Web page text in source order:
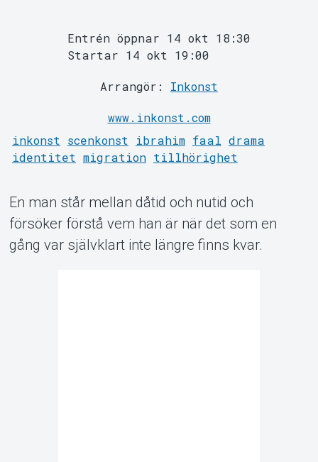
Support
Om Tickster
Entrén öppnar 14 okt 18:30
Startar 14 okt 19:00
Arrangör: Inkonst
www.inkonst.com
inkonst
scenkonst ibrahim faal drama
identitet migration tillhörighet
En man står mellan dåtid och nutid och
försöker förstå vem han är när det som en
gång var självklart inte längre finns kvar.